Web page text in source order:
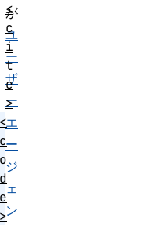
が
ユ
ー
ザ
ー
エ
ー
ジ
ェ
ン
<
c
i
t
e
>
<
c
o
d
e
>